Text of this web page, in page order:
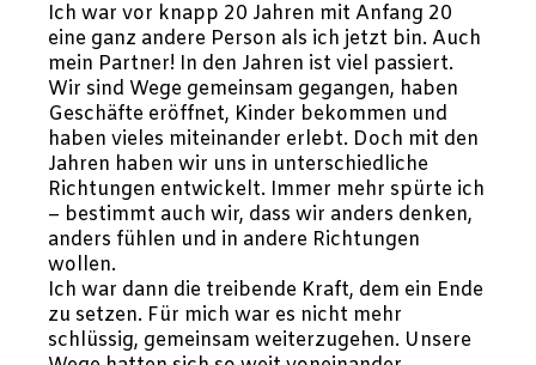
Ich war vor knapp 20 Jahren mit Anfang 20
eine ganz andere Person als ich jetzt bin. Auch
mein Partner! In den Jahren ist viel passiert.
Wir sind Wege gemeinsam gegangen, haben
Geschäfte eröffnet, Kinder bekommen und
haben vieles miteinander erlebt. Doch mit den
Jahren haben wir uns in unterschiedliche
Richtungen entwickelt. Immer mehr spürte ich
– bestimmt auch wir, dass wir anders denken,
anders fühlen und in andere Richtungen
wollen.
Ich war dann die treibende Kraft, dem ein Ende
zu setzen. Für mich war es nicht mehr
schlüssig, gemeinsam weiterzugehen. Unsere